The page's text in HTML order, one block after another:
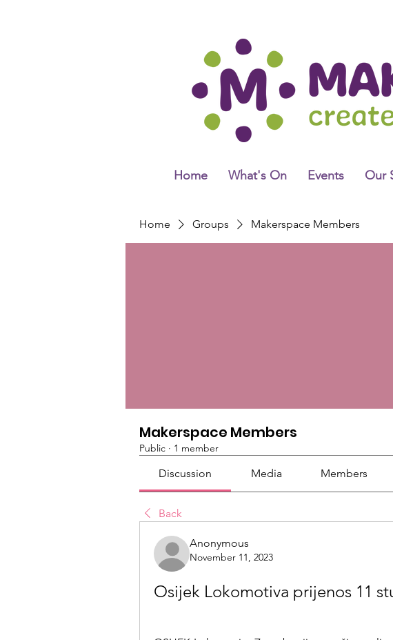
Home What's On Events Our
Home Groups Makerspace Members
Makerspace Members
Public · 1 member
Discussion Media Members
Back
Anonymous
November 11, 2023
Osijek Lokomotiva prijenos 11